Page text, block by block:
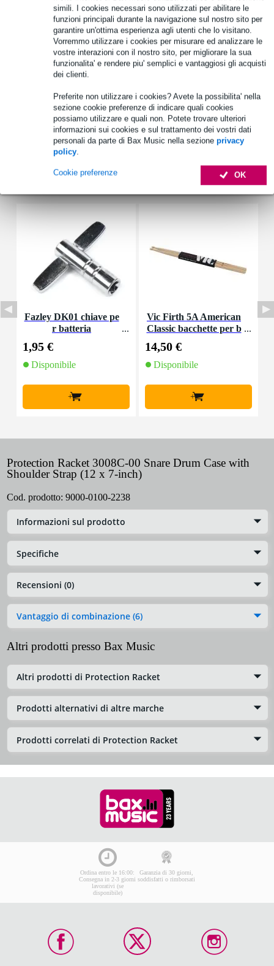
simili. I cookies necessari sono utilizzati per abilitare le
funzioni principali durante la navigazione sul nostro sito per
garantire un'ottima esperienza agli utenti che lo visitano.
Vorremmo utilizzare i cookies per misurare ed analizzare le
vostre interazioni con il nostro sito, per migliorare la sua
funzionalita' e rendere piu' semplici e vantaggiosi gli acquisti
dei clienti.
Preferite non utilizzare i cookies? Avete la possibilita' nella
sezione cookie preferenze di indicare quali cookies
possiamo utilizzare e quali non. Potete trovare ulteriori
informazioni sui cookies e sul trattamento dei vostri dati
personali da parte di Bax Music nella sezione privacy
policy.
OK
Cookie preferenze
Vedi anche (4)
Fazley DK01 chiave pe
r batteria
1,95 €
Disponibile
+
Vic Firth 5A American
Classic bacchette per b
no con punta in legno
14,50 €
Disponibile
+
Protection Racket 3008C-00 Snare Drum Case with
Shoulder Strap (12 x 7-inch)
Cod. prodotto: 9000-0100-2238
Informazioni sul prodotto
Specifiche
Recensioni (0)
Vantaggio di combinazione (6)
Altri prodotti presso Bax Music
Altri prodotti di Protection Racket
Prodotti alternativi di altre marche
Prodotti correlati di Protection Racket
Ordina entro le 16:00:
Consegna in 2-3 giorni
lavorativi (se
disponibile)
Garanzia di 30 giorni,
soddisfatti o rimborsati